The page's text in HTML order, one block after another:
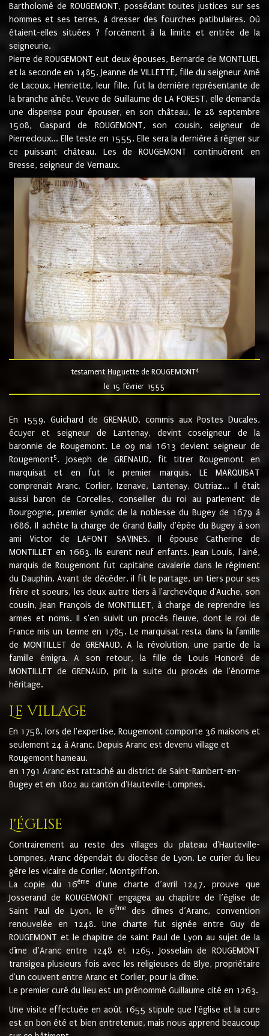
Bartholomé de ROUGEMONT, possédant toutes justices sur ses
hommes et ses terres, à dresser des fourches patibulaires. Où
étaient-elles situées ? forcément à la limite et entrée de la
seigneurie.
Pierre de ROUGEMONT eut deux épouses, Bernarde de MONTLUEL
et la seconde en 1485, Jeanne de VILLETTE, fille du seigneur Amé
de Lacoux. Henriette, leur fille, fut la dernière représentante de
la branche aînée. Veuve de Guillaume de LA FOREST, elle demanda
une dispense pour épouser, en son château, le 28 septembre
1508, Gaspard de ROUGEMONT, son cousin, seigneur de
Pierrecloux... Elle teste en 1555. Elle sera la dernière à régner sur
ce puissant château. Les de ROUGEMONT continuèrent en
Bresse, seigneur de Vernaux.
testament Huguette de ROUGEMONT4
le 15 février 1555
En 1559, Guichard de GRENAUD, commis aux Postes Ducales,
écuyer et seigneur de Lantenay, devint coseigneur de la
baronnie de Rougemont. Le 09 mai 1613 devient seigneur de
Rougemont5. Joseph de GRENAUD, fit titrer Rougemont en
marquisat et en fut le premier marquis. LE MARQUISAT
comprenait Aranc, Corlier, Izenave, Lantenay, Outriaz... Il était
aussi baron de Corcelles, conseiller du roi au parlement de
Bourgogne, premier syndic de la noblesse du Bugey de 1679 à
1686. Il achète la charge de Grand Bailly d'épée du Bugey à son
ami Victor de LAFONT SAVINES. Il épouse Catherine de
MONTILLET en 1663. Ils eurent neuf enfants. Jean Louis, l'ainé,
marquis de Rougemont fut capitaine cavalerie dans le régiment
du Dauphin. Avant de décéder, il fit le partage, un tiers pour ses
frère et soeurs, les deux autre tiers à l'archevêque d'Auche, son
cousin, Jean François de MONTILLET, à charge de reprendre les
armes et noms. Il s'en suivit un procès fleuve, dont le roi de
France mis un terme en 1785. Le marquisat resta dans la famille
de MONTILLET de GRENAUD. A la révolution, une partie de la
famille émigra. A son retour, la fille de Louis Honoré de
MONTILLET de GRENAUD, prit la suite du procès de l'énorme
héritage.
Le village
En 1758, lors de l'expertise, Rougemont comporte 36 maisons et
seulement 24 à Aranc. Depuis Aranc est devenu village et
Rougemont hameau.
en 1791 Aranc est rattaché au district de Saint-Rambert-en-
Bugey et en 1802 au canton d'Hauteville-Lompnes.
L'église
Contrairement au reste des villages du plateau d'Hauteville-
Lompnes, Aranc dépendait du diocèse de Lyon. Le curier du lieu
gère les vicaire de Corlier, Montgriffon.
La copie du 16ème
d’une charte d’avril 1247, prouve que
Josserand de ROUGEMONT engagea au chapitre de l’église de
Saint Paul de Lyon, le 6èmedes dîmes d’Aranc, convention
renouvelée en 1248. Une charte fut signée entre Guy de
ROUGEMONT et le chapitre de saint Paul de Lyon au sujet de la
dîme d’Aranc entre 1248 et 1265. Josselain de ROUGEMONT
transigea plusieurs fois avec les religieuses de Blye, propriétaire
d'un couvent entre Aranc et Corlier, pour la dîme.
Le premier curé du lieu est un prénommé Guillaume cité en 1263.
Une visite effectuée en août 1655 stipule que l'église et la cure
est en bon été et bien entretenue, mais nous apprend beaucoup